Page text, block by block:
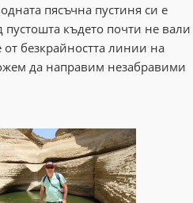
пясъчна пустиня си е
където почти не вали
безкрайността линии на
да направим незабравими